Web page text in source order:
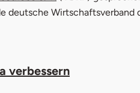
Monoblock- Klimaanlagen
Klimaanlagen
deutsche Wirtschaftsverband
verbessern